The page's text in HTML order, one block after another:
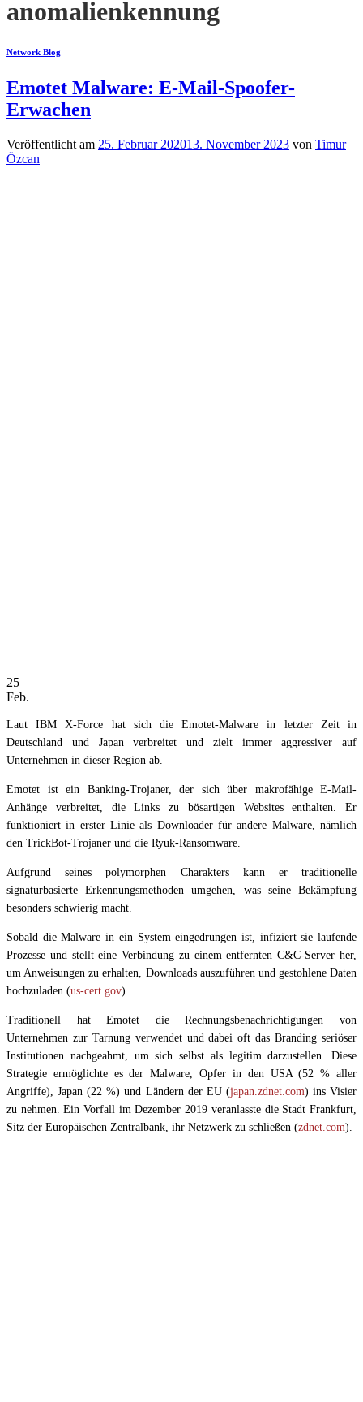
anomalienkennung
Network Blog
Emotet Malware: E-Mail-Spoofer-
Erwachen
Veröffentlicht am 25. Februar 202013. November 2023 von Timur
Özcan
25
Feb.
Laut IBM X-Force hat sich die Emotet-Malware in letzter Zeit in
Deutschland und Japan verbreitet und zielt immer aggressiver auf
Unternehmen in dieser Region ab.
Emotet ist ein Banking-Trojaner, der sich über makrofähige E-Mail-
Anhänge verbreitet, die Links zu bösartigen Websites enthalten. Er
funktioniert in erster Linie als Downloader für andere Malware, nämlich
den TrickBot-Trojaner und die Ryuk-Ransomware.
Aufgrund seines polymorphen Charakters kann er traditionelle
signaturbasierte Erkennungsmethoden umgehen, was seine Bekämpfung
besonders schwierig macht.
Sobald die Malware in ein System eingedrungen ist, infiziert sie laufende
Prozesse und stellt eine Verbindung zu einem entfernten C&C-Server her,
um Anweisungen zu erhalten, Downloads auszuführen und gestohlene Daten
hochzuladen (us-cert.gov).
Traditionell hat Emotet die Rechnungsbenachrichtigungen von
Unternehmen zur Tarnung verwendet und dabei oft das Branding seriöser
Institutionen nachgeahmt, um sich selbst als legitim darzustellen. Diese
Strategie ermöglichte es der Malware, Opfer in den USA (52 % aller
Angriffe), Japan (22 %) und Ländern der EU (japan.zdnet.com) ins Visier
zu nehmen. Ein Vorfall im Dezember 2019 veranlasste die Stadt Frankfurt,
Sitz der Europäischen Zentralbank, ihr Netzwerk zu schließen (zdnet.com).